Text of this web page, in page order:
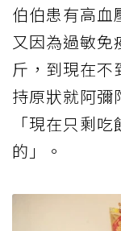
伯伯患有高血
又因為過敏
斤，到現在不
持原狀就阿彌
「現在只剩
的」。